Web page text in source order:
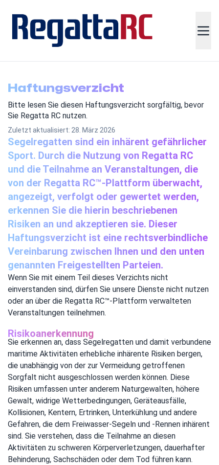
Haftungsverzicht
Bitte lesen Sie diesen Haftungsverzicht sorgfältig, bevor
Sie Regatta RC nutzen.
Zuletzt aktualisiert: 28. März 2026
Segelregatten sind ein inhärent gefährlicher
Sport. Durch die Nutzung von Regatta RC
und die Teilnahme an Veranstaltungen, die
von der Regatta RC™-Plattform überwacht,
angezeigt, verfolgt oder gewertet werden,
erkennen Sie die hierin beschriebenen
Risiken an und akzeptieren sie. Dieser
Haftungsverzicht ist eine rechtsverbindliche
Vereinbarung zwischen Ihnen und den unten
genannten Freigestellten Parteien.
Wenn Sie mit einem Teil dieses Verzichts nicht
einverstanden sind, dürfen Sie unsere Dienste nicht nutzen
oder an über die Regatta RC™-Plattform verwalteten
Veranstaltungen teilnehmen.
Risikoanerkennung
Sie erkennen an, dass Segelregatten und damit verbundene
maritime Aktivitäten erhebliche inhärente Risiken bergen,
die unabhängig von der zur Vermeidung getroffenen
Sorgfalt nicht ausgeschlossen werden können. Diese
Risiken umfassen unter anderem Naturgewalten, höhere
Gewalt, widrige Wetterbedingungen, Geräteausfälle,
Kollisionen, Kentern, Ertrinken, Unterkühlung und andere
Gefahren, die dem Freiwasser-Segeln und -Rennen inhärent
sind. Sie verstehen, dass die Teilnahme an diesen
Aktivitäten zu schweren Körperverletzungen, dauerhafter
Behinderung, Sachschäden oder dem Tod führen kann.